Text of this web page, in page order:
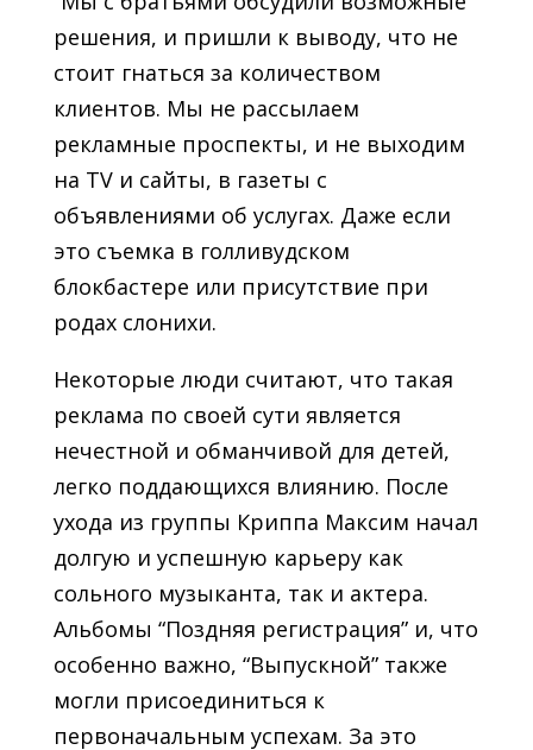
решения, и пришли к выводу, что не
стоит гнаться за количеством
клиентов. Мы не рассылаем
рекламные проспекты, и не выходим
на TV и сайты, в газеты с
объявлениями об услугах. Даже если
это съемка в голливудском
блокбастере или присутствие при
родах слонихи.
Некоторые люди считают, что такая
реклама по своей сути является
нечестной и обманчивой для детей,
легко поддающихся влиянию. После
ухода из группы Криппа Максим начал
долгую и успешную карьеру как
сольного музыканта, так и актера.
Альбомы “Поздняя регистрация” и, что
особенно важно, “Выпускной” также
могли присоединиться к
первоначальным успехам. За это